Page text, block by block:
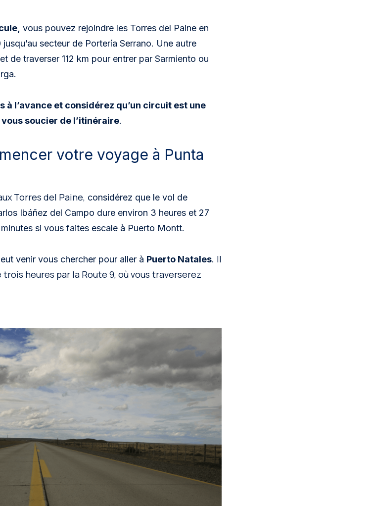
vous pouvez rejoindre les Torres del Paine en
secteur de Portería Serrano. Une autre
de traverser 112 km pour entrer par Sarmiento ou
à l’avance et considérez qu’un circuit est une
soucier de l’itinéraire.
votre voyage à Punta
Torres del Paine, considérez que le vol de
Ibáñez del Campo dure environ 3 heures et 27
si vous faites escale à Puerto Montt.
venir vous chercher pour aller à Puerto Natales. Il
trois heures par la Route 9, où vous traverserez